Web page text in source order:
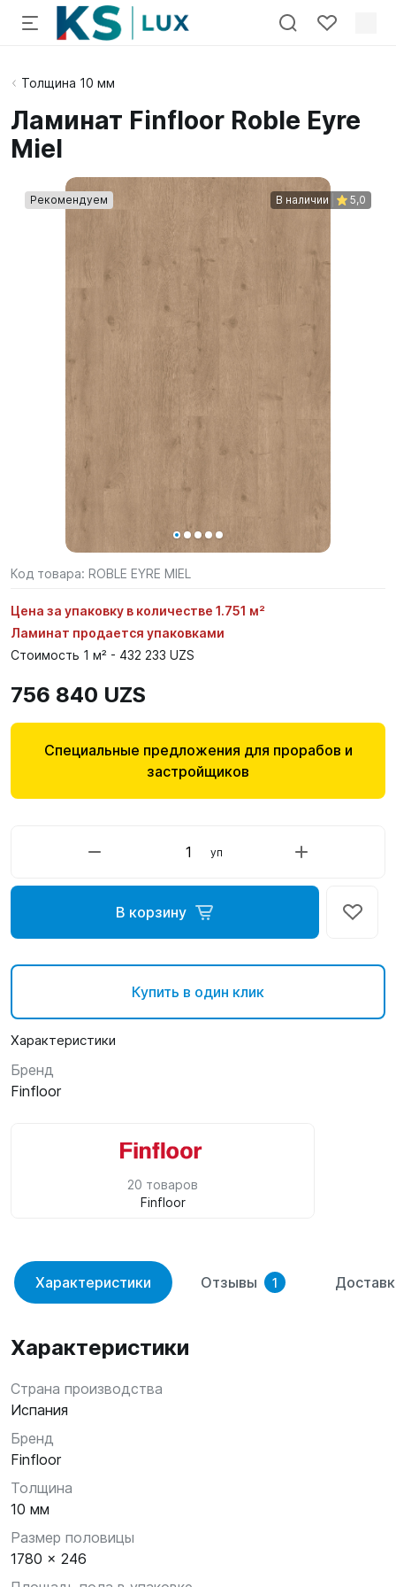
Толщина 10 мм
Ламинат Finfloor Roble Eyre
Miel
Рекомендуем В наличии 5,0
Код товара: ROBLE EYRE MIEL
Цена за упаковку в количестве 1.751 м²
Ламинат продается упаковками
Стоимость 1 м² - 432 233 UZS
756 840 UZS
Специальные предложения для прорабов и
застройщиков
уп
В корзину
Купить в один клик
Характеристики
Бренд
Finfloor
20 товаров
Finfloor
Характеристики Отзывы 1
Характеристики
Страна производства
Испания
Бренд
Finfloor
Толщина
10 мм
Размер половицы
1780 x 246